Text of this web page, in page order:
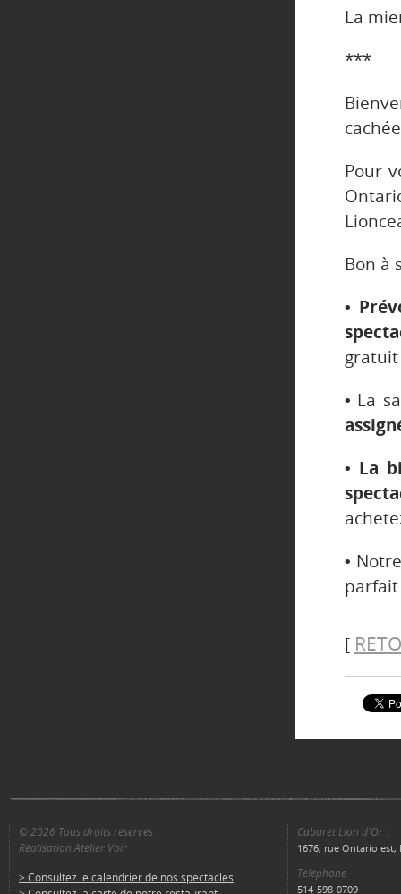
La
***
Pour
Bon à
•
• La
• La
•
[
© 2026 Tous droits réservés
Réalisation Atelier Voir
> Consultez le calendrier de nos spectacles
Cabaret Lion d'Or :
1676, rue Ontario est,
Téléphone
514-598-0709